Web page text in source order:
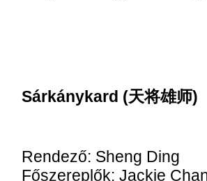
Sárkánykard (天将雄师)
Rendező: Sheng Ding
Főszereplők: Jackie